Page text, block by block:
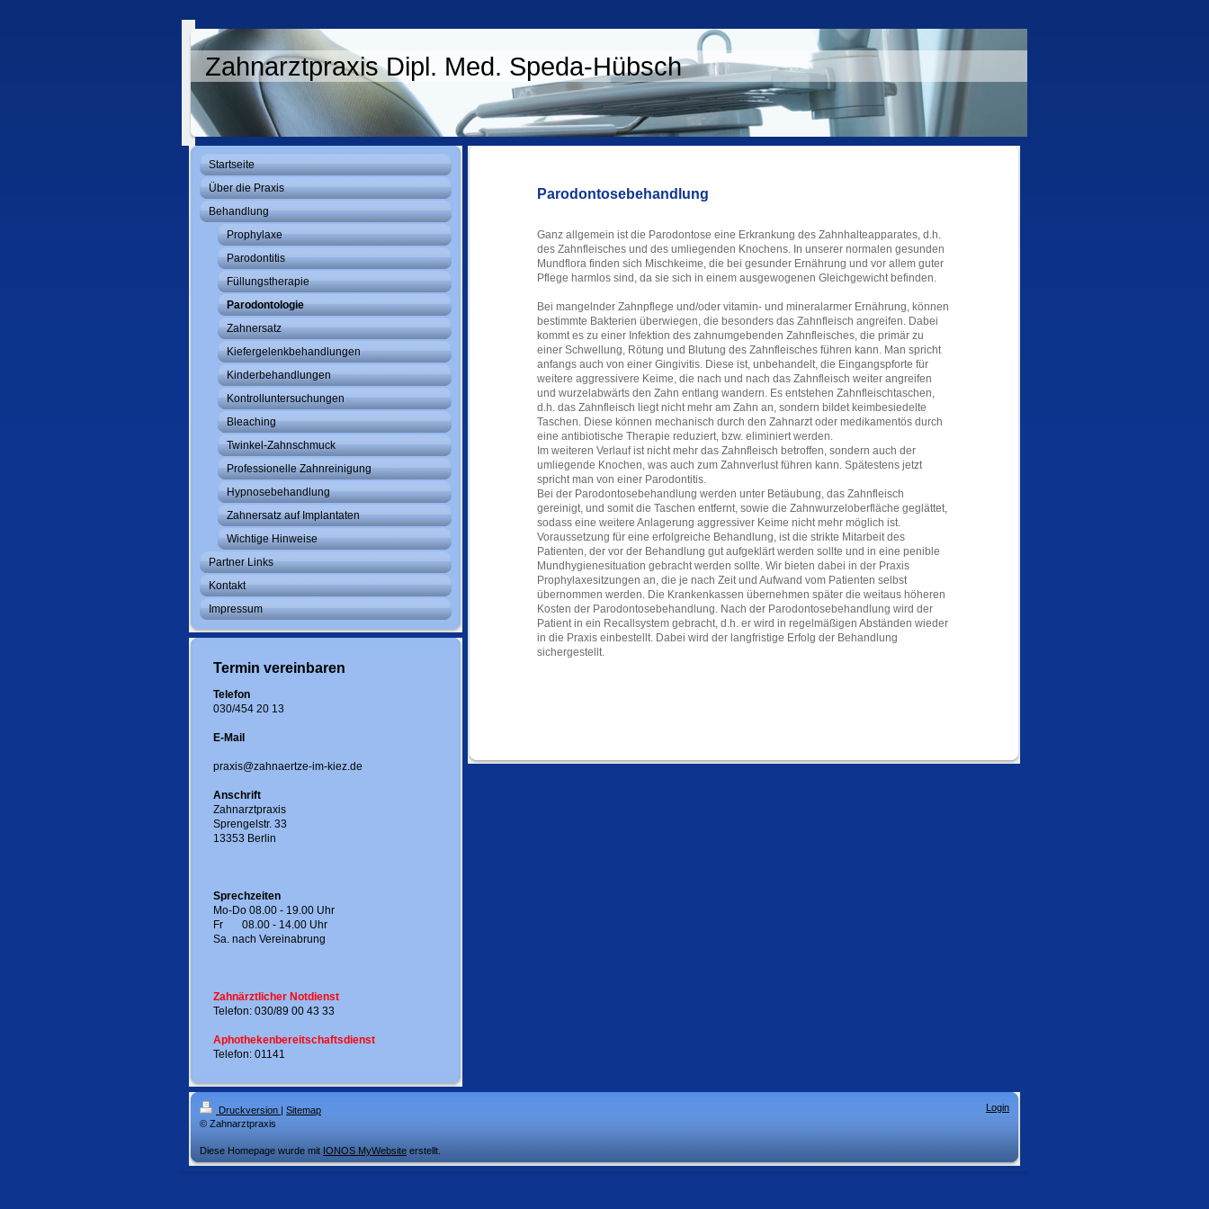
Zahnarztpraxis Dipl. Med. Speda-Hübsch
Startseite
Über die Praxis
Behandlung
Prophylaxe
Parodontitis
Füllungstherapie
Parodontologie
Zahnersatz
Kiefergelenkbehandlungen
Kinderbehandlungen
Kontrolluntersuchungen
Bleaching
Twinkel-Zahnschmuck
Professionelle Zahnreinigung
Hypnosebehandlung
Zahnersatz auf Implantaten
Wichtige Hinweise
Partner Links
Kontakt
Impressum
Termin vereinbaren
Telefon
030/454 20 13
E-Mail
praxis@zahnaertze-im-kiez.de
Anschrift
Zahnarztpraxis
Sprengelstr. 33
13353 Berlin
Sprechzeiten
Mo-Do 08.00 - 19.00 Uhr
Fr 08.00 - 14.00 Uhr
Sa. nach Vereinabrung
Zahnärztlicher Notdienst
Telefon: 030/89 00 43 33
Aphothekenbereitschaftsdienst
Telefon: 01141
Parodontosebehandlung
Ganz allgemein ist die Parodontose eine Erkrankung des Zahnhalteapparates, d.h.
des Zahnfleisches und des umliegenden Knochens. In unserer normalen gesunden
Mundflora finden sich Mischkeime, die bei gesunder Ernährung und vor allem guter
Pflege harmlos sind, da sie sich in einem ausgewogenen Gleichgewicht befinden.
Bei mangelnder Zahnpflege und/oder vitamin- und mineralarmer Ernährung, können
bestimmte Bakterien überwiegen, die besonders das Zahnfleisch angreifen. Dabei
kommt es zu einer Infektion des zahnumgebenden Zahnfleisches, die primär zu
einer Schwellung, Rötung und Blutung des Zahnfleisches führen kann. Man spricht
anfangs auch von einer Gingivitis. Diese ist, unbehandelt, die Eingangspforte für
weitere aggressivere Keime, die nach und nach das Zahnfleisch weiter angreifen
und wurzelabwärts den Zahn entlang wandern. Es entstehen Zahnfleischtaschen,
d.h. das Zahnfleisch liegt nicht mehr am Zahn an, sondern bildet keimbesiedelte
Taschen. Diese können mechanisch durch den Zahnarzt oder medikamentös durch
eine antibiotische Therapie reduziert, bzw. eliminiert werden.
Im weiteren Verlauf ist nicht mehr das Zahnfleisch betroffen, sondern auch der
umliegende Knochen, was auch zum Zahnverlust führen kann. Spätestens jetzt
spricht man von einer Parodontitis.
Bei der Parodontosebehandlung werden unter Betäubung, das Zahnfleisch
gereinigt, und somit die Taschen entfernt, sowie die Zahnwurzeloberfläche geglättet,
sodass eine weitere Anlagerung aggressiver Keime nicht mehr möglich ist.
Voraussetzung für eine erfolgreiche Behandlung, ist die strikte Mitarbeit des
Patienten, der vor der Behandlung gut aufgeklärt werden sollte und in eine penible
Mundhygienesituation gebracht werden sollte. Wir bieten dabei in der Praxis
Prophylaxesitzungen an, die je nach Zeit und Aufwand vom Patienten selbst
übernommen werden. Die Krankenkassen übernehmen später die weitaus höheren
Kosten der Parodontosebehandlung. Nach der Parodontosebehandlung wird der
Patient in ein Recallsystem gebracht, d.h. er wird in regelmäßigen Abständen wieder
in die Praxis einbestellt. Dabei wird der langfristige Erfolg der Behandlung
sichergestellt.
Druckversion | Sitemap
© Zahnarztpraxis
Diese Homepage wurde mit IONOS MyWebsite erstellt.
Login